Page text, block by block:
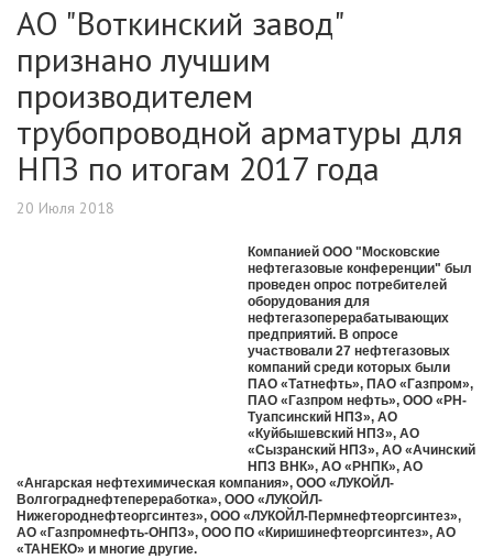
АО "Воткинский завод"
признано лучшим
производителем
трубопроводной арматуры для
НПЗ по итогам 2017 года
20 Июля 2018
Компанией ООО "Московские
нефтегазовые конференции" был
проведен опрос потребителей
оборудования для
нефтегазоперерабатывающих
предприятий. В опросе
участвовали 27 нефтегазовых
компаний среди которых были
ПАО «Татнефть», ПАО «Газпром»,
ПАО «Газпром нефть», ООО «РН-
Туапсинский НПЗ», АО
«Куйбышевский НПЗ», АО
«Сызранский НПЗ», АО «Ачинский
НПЗ ВНК», АО «РНПК», АО
«Ангарская нефтехимическая компания», ООО «ЛУКОЙЛ-
Волгограднефтепереработка», ООО «ЛУКОЙЛ-
Нижегороднефтеоргсинтез», ООО «ЛУКОЙЛ-Пермнефтеоргсинтез»,
АО «Газпромнефть-ОНПЗ», ООО ПО «Киришинефтеоргсинтез», АО
«ТАНЕКО» и многие другие.